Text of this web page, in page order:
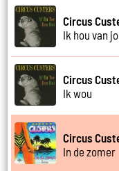
Circus
Ik hou van
Circus
Ik wou
Circus
In de zomer